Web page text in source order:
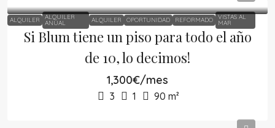
ALQUILER ALQUILER
ANUAL ALQUILER OPORTUNIDAD REFORMADO VISTAS AL
MAR
Si Blum tiene un piso para todo el año
de 10, lo decimos!
1,300€/mes
3 1 90 m²